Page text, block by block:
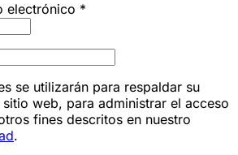
electrónico *
se utilizarán para respaldar su
web, para administrar el acceso
fines descritos en nuestro
.